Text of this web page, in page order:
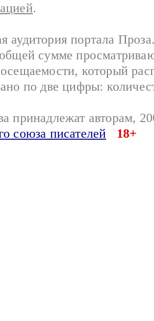
.
аудитория портала
сумме
который
по две цифры:
принадлежат авторам,
союза писателей
18+